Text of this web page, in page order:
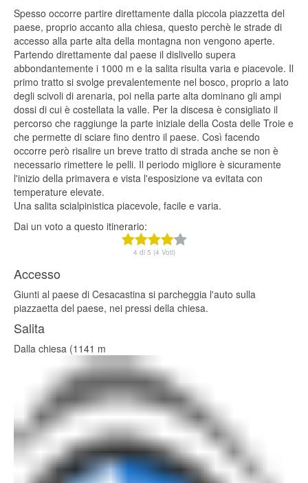
Spesso occorre partire direttamente dalla piccola piazzetta del
paese, proprio accanto alla chiesa, questo perchè le strade di
accesso alla parte alta della montagna non vengono aperte.
Partendo direttamente dal paese il dislivello supera
abbondantemente i 1000 m e la salita risulta varia e piacevole. Il
primo tratto si svolge prevalentemente nel bosco, proprio a lato
degli scivoli di arenaria, poi nella parte alta dominano gli ampi
dossi di cui è costellata la valle. Per la discesa è consigliato il
percorso che raggiunge la parte iniziale della Costa delle Troie e
che permette di sciare fino dentro il paese. Così facendo
occorre però risalire un breve tratto di strada anche se non è
necessario rimettere le pelli. Il periodo migliore è sicuramente
l'inizio della primavera e vista l'esposizione va evitata con
temperature elevate.
Una salita scialpinistica piacevole, facile e varia.
Dai un voto a questo itinerario:
4 di 5 (4 Voti)
Accesso
Giunti al paese di Cesacastina si parcheggia l'auto sulla
piazzaetta del paese, nei pressi della chiesa.
Salita
Dalla chiesa (1141 m